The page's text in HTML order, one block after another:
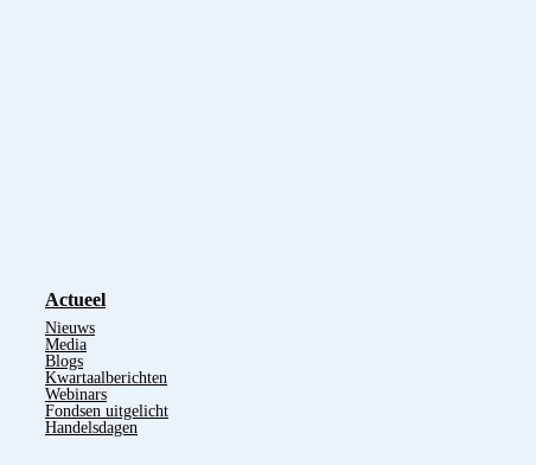
Actueel
Nieuws
Media
Blogs
Kwartaalberichten
Webinars
Fondsen uitgelicht
Handelsdagen